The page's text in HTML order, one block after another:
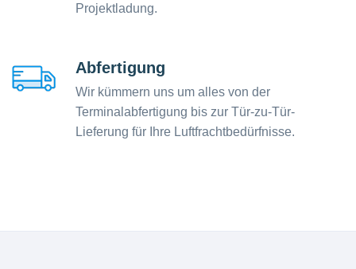
Projektladung.
Abfertigung
Wir kümmern uns um alles von der
Terminalabfertigung bis zur Tür-zu-Tür-
Lieferung für Ihre Luftfrachtbedürfnisse.